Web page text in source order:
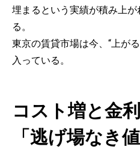
埋まるという実績が積み上
る。
東京の賃貸市場は今、“上が
入っている。
コスト増と金
「逃げ場なき